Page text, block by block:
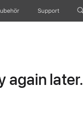
Support
again later.